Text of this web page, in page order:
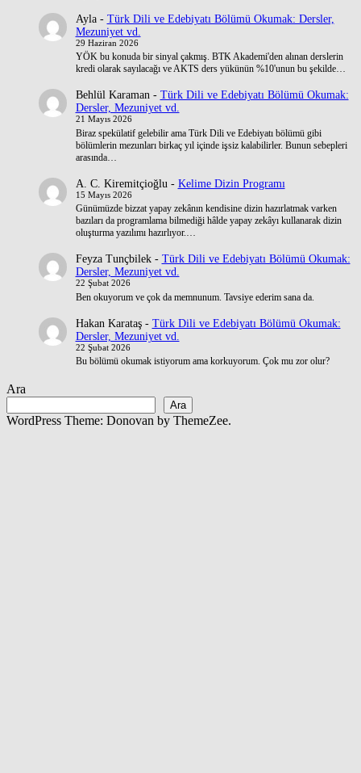
Ayla- Türk Dili ve Edebiyatı Bölümü Okumak: Dersler,
Mezuniyet vd.
29 Haziran 2026
YÖK bu konuda bir sinyal çakmış. BTK Akademi'den alınan derslerin
kredi olarak sayılacağı ve AKTS ders yükünün %10'unun bu şekilde…
Behlül Karaman- Türk Dili ve Edebiyatı Bölümü Okumak:
Dersler, Mezuniyet vd.
21 Mayıs 2026
Biraz spekülatif gelebilir ama Türk Dili ve Edebiyatı bölümü gibi
bölümlerin mezunları birkaç yıl içinde işsiz kalabilirler. Bunun sebepleri
arasında…
A. C. Kiremitçioğlu - Kelime Dizin Programı
15 Mayıs 2026
Günümüzde bizzat yapay zekânın kendisine dizin hazırlatmak varken
bazıları da programlama bilmediği hâlde yapay zekâyı kullanarak dizin
oluşturma yazılımı hazırlıyor.…
Feyza Tunçbilek- Türk Dili ve Edebiyatı Bölümü Okumak:
Dersler, Mezuniyet vd.
22 Şubat 2026
Ben okuyorum ve çok da memnunum. Tavsiye ederim sana da.
Hakan Karataş- Türk Dili ve Edebiyatı Bölümü Okumak:
Dersler, Mezuniyet vd.
22 Şubat 2026
Bu bölümü okumak istiyorum ama korkuyorum. Çok mu zor olur?
Ara
Ara
WordPress Theme: Donovan by ThemeZee.